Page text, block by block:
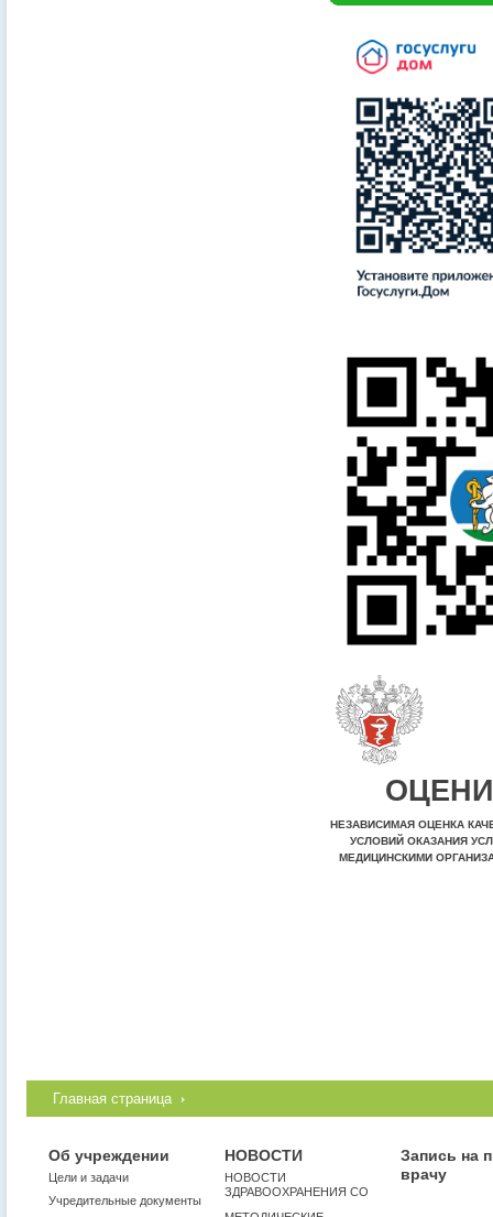
НЕЗАВИСИМАЯ ОЦЕНКА
УСЛОВИЙ ОКАЗАНИЯ
МЕДИЦИНСКИМИ
Главная страница
Об учреждении
Цели и задачи
Учредительные документы
НОВОСТИ
НОВОСТИ
ЗДРАВООХРАНЕНИЯ СО
Запись на
врачу